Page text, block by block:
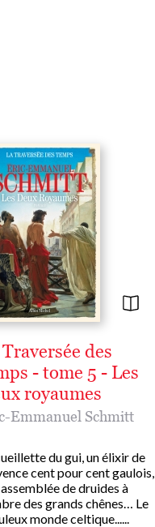
des
- tome 5 - Les
royaumes
Emmanuel Schmitt
du gui, un élixir de
cent pour cent gaulois,
de druides à
des grands chênes… Le
monde celtique......